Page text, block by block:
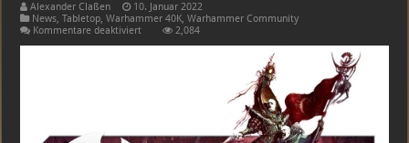
Alexander Claßen
10. Januar 2022
News,Tabletop,Warhammer 40K,Warhammer Community
Kommentare deaktiviertfür
2,084